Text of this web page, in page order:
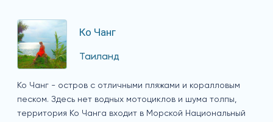
Ко Чанг
Таиланд
Ко Чанг - остров с отличными пляжами и коралловым
песком. Здесь нет водных мотоциклов и шума толпы,
территория Ко Чанга входит в Морской Национальный